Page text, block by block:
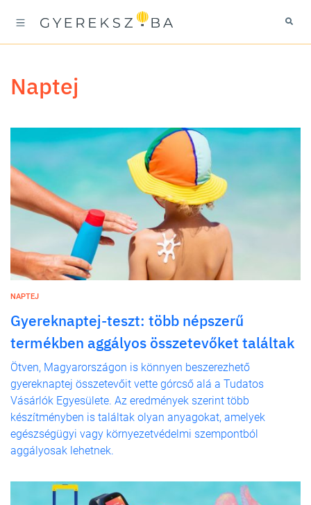
naptej
NAPTEJ
Gyereknaptej-teszt: több népszerű
termékben aggályos összetevőket találtak
Ötven, Magyarországon is könnyen beszerezhető
gyereknaptej összetevőit vette górcső alá a Tudatos
Vásárlók Egyesülete. Az eredmények szerint több
készítményben is találtak olyan anyagokat, amelyek
egészségügyi vagy környezetvédelmi szempontból
aggályosak lehetnek.